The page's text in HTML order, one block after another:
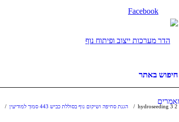
Facebook
חיפוש באתר
2
/ הגנת סחיפה ושיקום נוף בסוללת כביש 443 סמוך למודיעין 3
/ hydroseeding